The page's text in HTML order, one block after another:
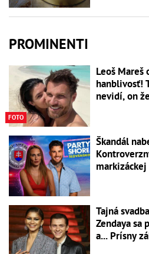
PROMINENTI
FOTO
Leoš
hanblivosť!
nevidí, on
Škandál
Tajná
Zendaya sa
a... Prísny